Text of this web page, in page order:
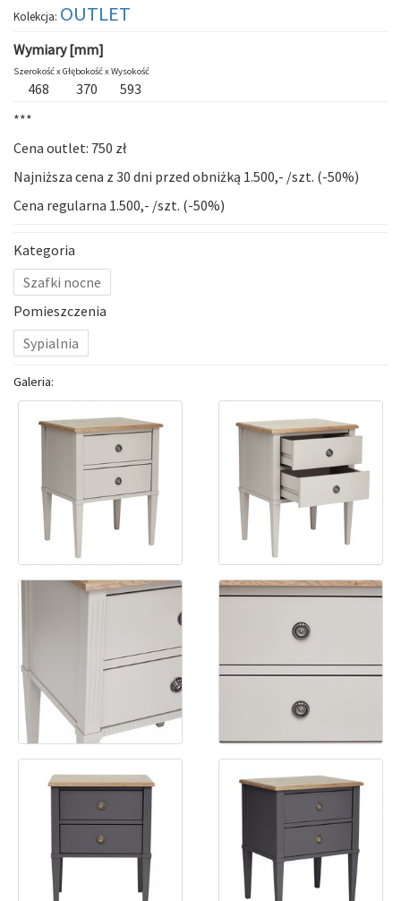
Kolekcja: OUTLET
Wymiary [mm]
Szerokość xGłębokość xWysokość
468 370
593
***
Cena outlet: 750 zł
Najniższa cena z 30 dni przed obniżką 1.500,- /szt. (-50%)
Cena regularna 1.500,- /szt. (-50%)
Kategoria
Szafki nocne
Pomieszczenia
Sypialnia
Galeria: